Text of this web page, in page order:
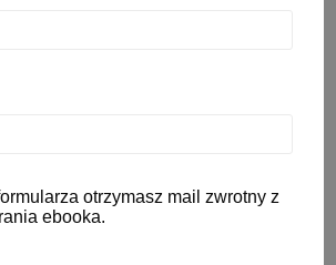
mleka
spał” – pewnie słyszałaś
czy zagęszczanie mleka
otrzymasz mail zwrotny z
ebooka.